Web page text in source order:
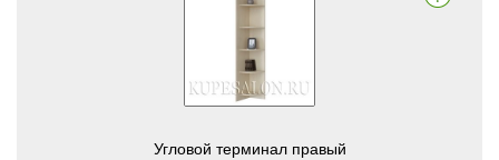
Угловой терминал правый